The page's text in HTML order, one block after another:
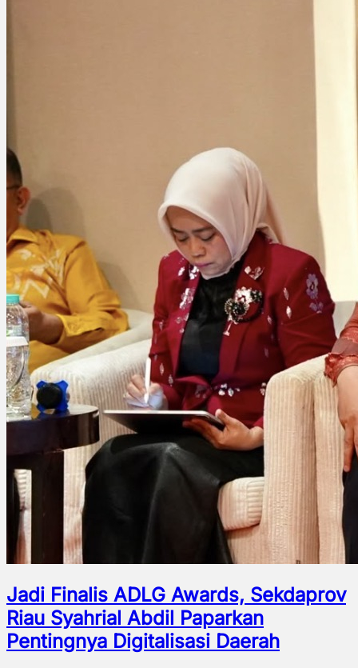
Jadi Finalis ADLG Awards, Sekdaprov
Riau Syahrial Abdil Paparkan
Pentingnya Digitalisasi Daerah